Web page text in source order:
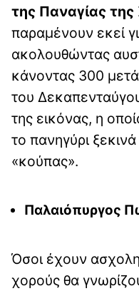
της Παναγίας της
παραμένουν εκεί
ακολουθώντας
κάνοντας 300
του
της εικόνας, η
το πανηγύρι
«κούπας».
Παλαιόπυργος
Όσοι έχουν
χoρούς θα